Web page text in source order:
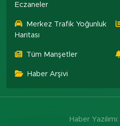
Eczaneler
Merkez Trafik Yoğunluk
Haritası
Tüm Manşetler
Haber Arşivi
Haber Yazılımı: